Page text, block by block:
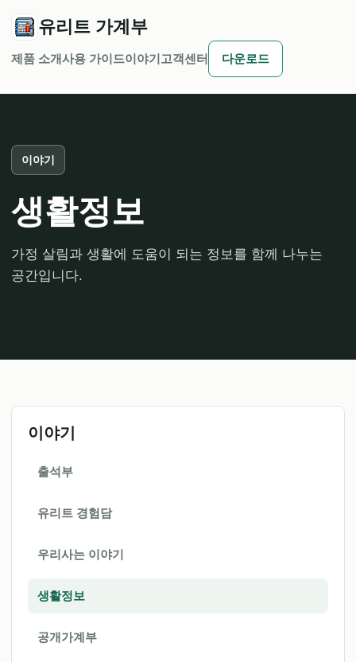
유리트 가계부
제품 소개사용 가이드이야기 고객센터 다운로드
이야기
생활정보
가정 살림과 생활에 도움이 되는 정보를 함께 나누는
공간입니다.
이야기
출석부
유리트 경험담
우리사는 이야기
생활정보
공개가계부